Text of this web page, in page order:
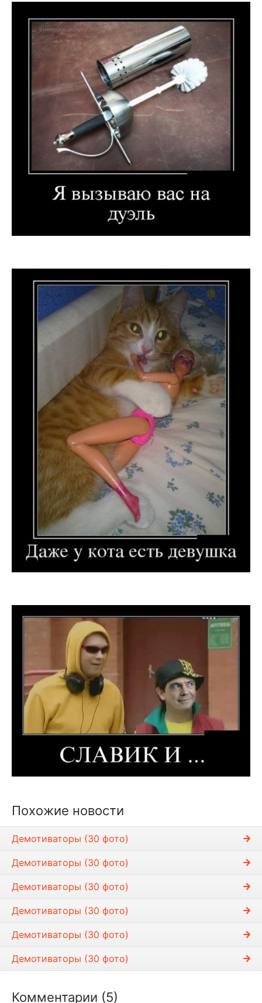
Похожие новости
Демотиваторы (30 фото)
Демотиваторы (30 фото)
Демотиваторы (30 фото)
Демотиваторы (30 фото)
Демотиваторы (30 фото)
Демотиваторы (30 фото)
Комментарии (5)